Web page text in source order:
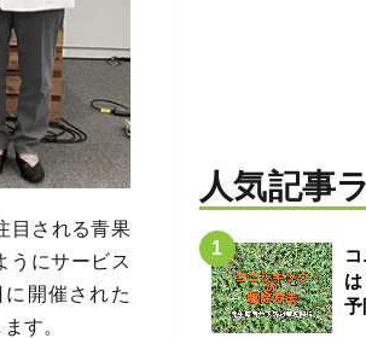
目される青果
うにサービス
開催された
す。
人気記事